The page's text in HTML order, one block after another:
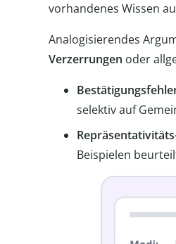
vorhandenes Wissen
Analogisierendes
Verzerrungen oder
selektiv auf
Beispielen